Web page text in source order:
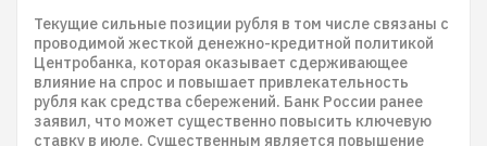
Текущие сильные позиции рубля в том числе связаны с
проводимой жесткой денежно-кредитной политикой
Центробанка, которая оказывает сдерживающее
влияние на спрос и повышает привлекательность
рубля как средства сбережений. Банк России ранее
заявил, что может существенно повысить ключевую
ставку в июле. Существенным является повышение